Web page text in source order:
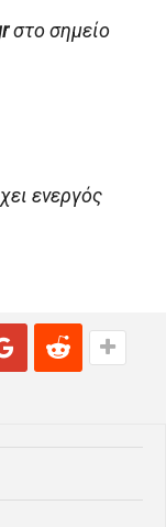
στο σημείο
ενεργός